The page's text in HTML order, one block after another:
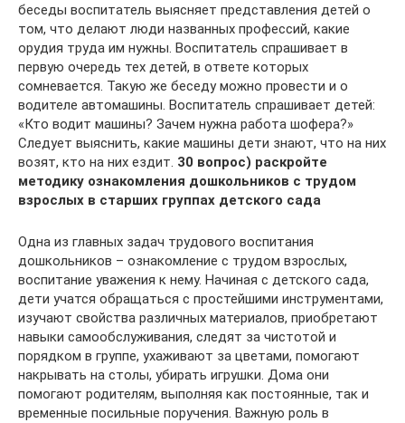
беседы воспитатель выясняет представления детей о
том, что делают люди названных профессий, какие
орудия труда им нужны. Воспитатель спрашивает в
первую очередь тех детей, в ответе которых
сомневается. Такую же беседу можно провести и о
водителе автомашины. Воспитатель спрашивает детей:
«Кто водит машины? Зачем нужна работа шофера?»
Следует выяснить, какие машины дети знают, что на них
возят, кто на них ездит. 30 вопрос) раскройте
методику ознакомления дошкольников с трудом
взрослых в старших группах детского сада
Одна из главных задач трудового воспитания
дошкольников – ознакомление с трудом взрослых,
воспитание уважения к нему. Начиная с детского сада,
дети учатся обращаться с простейшими инструментами,
изучают свойства различных материалов, приобретают
навыки самообслуживания, следят за чистотой и
порядком в группе, ухаживают за цветами, помогают
накрывать на столы, убирать игрушки. Дома они
помогают родителям, выполняя как постоянные, так и
временные посильные поручения. Важную роль в